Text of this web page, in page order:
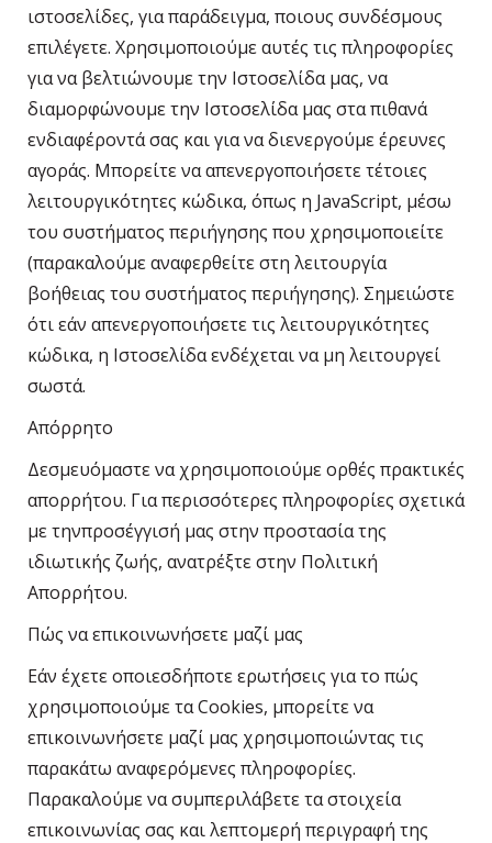
ιστοσελίδες, για παράδειγμα, ποιους συνδέσμους
επιλέγετε. Χρησιμοποιούμε αυτές τις πληροφορίες
για να βελτιώνουμε την Ιστοσελίδα μας, να
διαμορφώνουμε την Ιστοσελίδα μας στα πιθανά
ενδιαφέροντά σας και για να διενεργούμε έρευνες
αγοράς. Μπορείτε να απενεργοποιήσετε τέτοιες
λειτουργικότητες κώδικα, όπως η JavaScript, μέσω
του συστήματος περιήγησης που χρησιμοποιείτε
(παρακαλούμε αναφερθείτε στη λειτουργία
βοήθειας του συστήματος περιήγησης). Σημειώστε
ότι εάν απενεργοποιήσετε τις λειτουργικότητες
κώδικα, η Ιστοσελίδα ενδέχεται να μη λειτουργεί
σωστά.
Απόρρητο
Δεσμευόμαστε να χρησιμοποιούμε ορθές πρακτικές
απορρήτου. Για περισσότερες πληροφορίες σχετικά
με τηνπροσέγγισή μας στην προστασία της
ιδιωτικής ζωής, ανατρέξτε στην Πολιτική
Απορρήτου.
Πώς να επικοινωνήσετε μαζί μας
Εάν έχετε οποιεσδήποτε ερωτήσεις για το πώς
χρησιμοποιούμε τα Cookies, μπορείτε να
επικοινωνήσετε μαζί μας χρησιμοποιώντας τις
παρακάτω αναφερόμενες πληροφορίες.
Παρακαλούμε να συμπεριλάβετε τα στοιχεία
επικοινωνίας σας και λεπτομερή περιγραφή της